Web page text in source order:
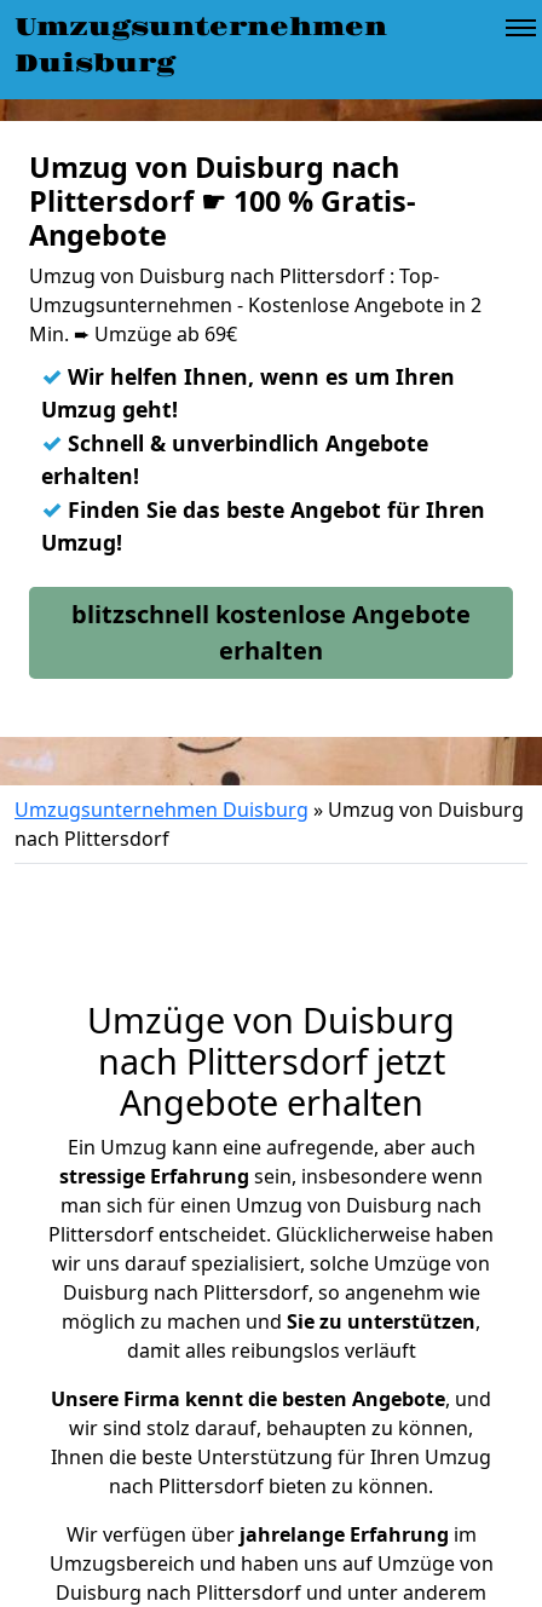
Umzugsunternehmen
Duisburg
Umzug von Duisburg nach
Plittersdorf ☛ 100 % Gratis-
Angebote
Umzug von Duisburg nach Plittersdorf : Top-
Umzugsunternehmen - Kostenlose Angebote in 2
Min. ➨ Umzüge ab 69€
✓ Wir helfen Ihnen, wenn es um Ihren
Umzug geht!
✓ Schnell & unverbindlich Angebote
erhalten!
✓ Finden Sie das beste Angebot für Ihren
Umzug!
blitzschnell kostenlose Angebote
erhalten
Umzugsunternehmen Duisburg » Umzug von Duisburg
nach Plittersdorf
Umzüge von Duisburg
nach Plittersdorf jetzt
Angebote erhalten
Ein Umzug kann eine aufregende, aber auch
stressige Erfahrung sein, insbesondere wenn
man sich für einen Umzug von Duisburg nach
Plittersdorf entscheidet. Glücklicherweise haben
wir uns darauf spezialisiert, solche Umzüge von
Duisburg nach Plittersdorf, so angenehm wie
möglich zu machen und Sie zu unterstützen,
damit alles reibungslos verläuft
Unsere Firma kennt die besten Angebote, und
wir sind stolz darauf, behaupten zu können,
Ihnen die beste Unterstützung für Ihren Umzug
nach Plittersdorf bieten zu können.
Wir verfügen überjahrelange Erfahrung im
Umzugsbereich und haben uns auf Umzüge von
Duisburg nach Plittersdorf und unter anderem